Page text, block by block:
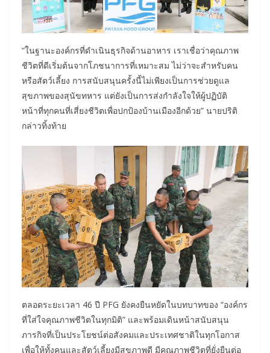
“ในฐานะองค์กรที่ดำเนินธุรกิจด้านอาหาร เราเชื่อว่าคุณภาพ
ชีวิตที่ดีเริ่มต้นจากโภชนาการที่เหมาะสม ไม่ว่าจะสำหรับคน
หรือสัตว์เลี้ยง การสนับสนุนครั้งนี้ไม่เพียงเป็นการช่วยดูแล
สุขภาพของสุนัขทหาร แต่ยังเป็นการส่งกำลังใจให้ผู้ปฏิบัติ
หน้าที่ทุกคนที่เสี่ยงชีวิตเพื่อปกป้องบ้านเมืองอีกด้วย” นายปริติ
กล่าวทิ้งท้าย
ตลอดระยะเวลา 46 ปี PFG ยังคงยืนหยัดในบทบาทของ “องค์กร
ที่ใส่ใจคุณภาพชีวิตในทุกมิติ” และพร้อมเดินหน้าสนับสนุน
ภารกิจที่เป็นประโยชน์ต่อสังคมและประเทศชาติในทุกโอกาส
เพื่อให้ทั้งคนและสัตว์เลี้ยงมีสุขภาพดี มีคุณภาพชีวิตที่ยั่งยืนต่อ